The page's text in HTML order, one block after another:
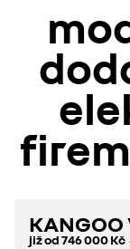
KANGOO
již od746 000 Kč